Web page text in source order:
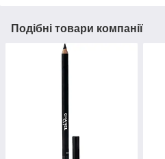
Подібні товари компанії